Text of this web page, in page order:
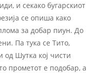
и секако бугарскиот
се опиша како
за добар пиун. До
Па тука се Тито,
Шутка кој чисти
прометот е подобар, а